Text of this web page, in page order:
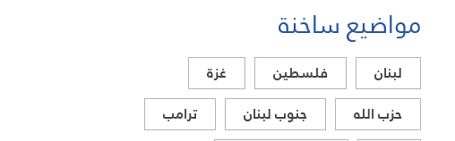
مواضيع ساخنة
لبنان فلسطين
غزة
حزب الله
جنوب لبنان
ترامب